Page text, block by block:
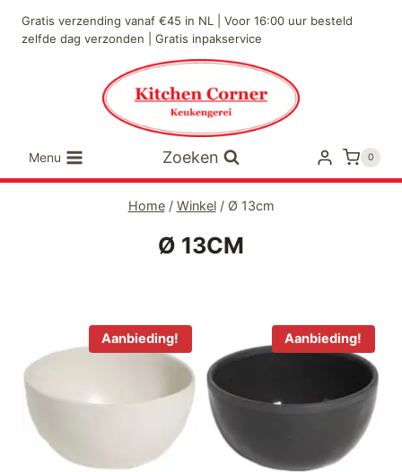
naar
Gratis verzending vanaf €45 in NL | Voor 16:00 uur besteld
zelfde dag verzonden | Gratis inpakservice
Menu Zoeken 0
Home / Winkel / Ø 13cm
Ø 13CM
Aanbieding! Aanbieding!